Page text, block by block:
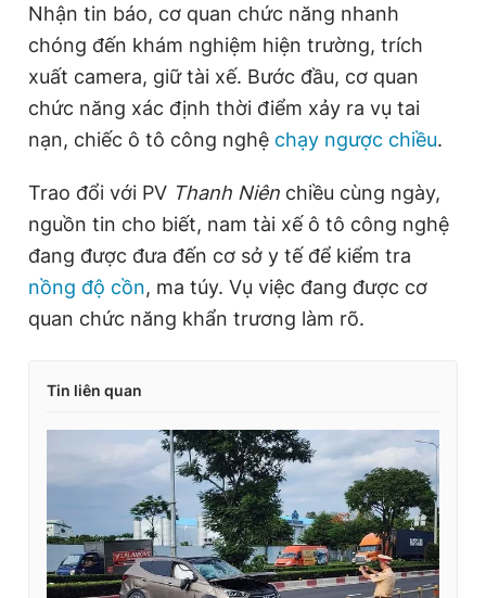
Nhận tin báo, cơ quan chức năng nhanh
chóng đến khám nghiệm hiện trường, trích
xuất camera, giữ tài xế. Bước đầu, cơ quan
chức năng xác định thời điểm xảy ra vụ tai
nạn, chiếc ô tô công nghệ chạy ngược chiều.
Trao đổi với PV Thanh Niên chiều cùng ngày,
nguồn tin cho biết, nam tài xế ô tô công nghệ
đang được đưa đến cơ sở y tế để kiểm tra
nồng độ cồn, ma túy. Vụ việc đang được cơ
quan chức năng khẩn trương làm rõ.
Tin liên quan